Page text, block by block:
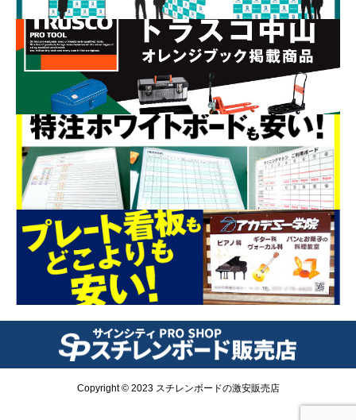
Copyright © 2023 スチレンボードの激安販売店